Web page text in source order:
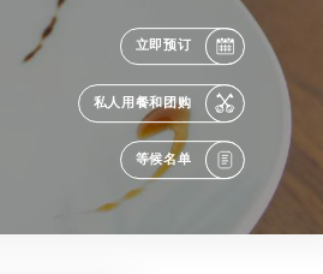
立即预订
私人用餐和团购
等候名单